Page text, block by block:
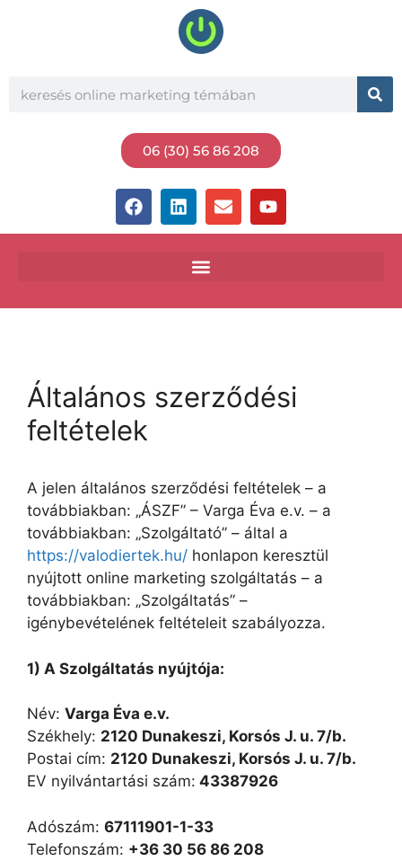
06 (30) 56 86 208
Általános szerződési
feltételek
A jelen általános szerződési feltételek – a
továbbiakban: „ÁSZF” – Varga Éva e.v. – a
továbbiakban: „Szolgáltató” – által a
https://valodiertek.hu/ honlapon keresztül
nyújtott online marketing szolgáltatás – a
továbbiakban: „Szolgáltatás” –
igénybevételének feltételeit szabályozza.
1) A Szolgáltatás nyújtója:
Név: Varga Éva e.v.
Székhely: 2120 Dunakeszi, Korsós J. u. 7/b.
Postai cím: 2120 Dunakeszi, Korsós J. u. 7/b.
EV nyilvántartási szám: 43387926
Adószám: 67111901-1-33
Telefonszám: +36 30 56 86 208